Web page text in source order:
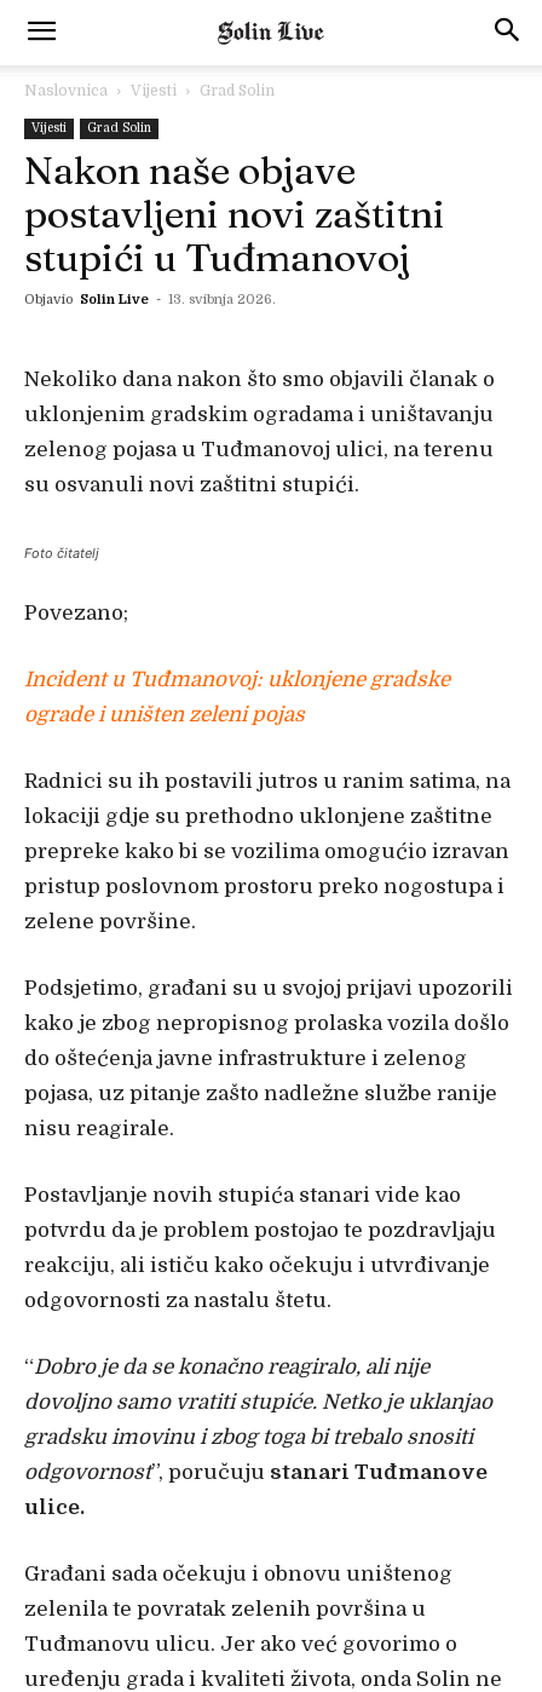
Naslovnica Vijesti Grad Solin
Vijesti Grad Solin
Nakon naše objave
postavljeni novi zaštitni
stupići u Tuđmanovoj
Objavio Solin Live - 13. svibnja 2026.
Nekoliko dana nakon što smo objavili članak o
uklonjenim gradskim ogradama i uništavanju
zelenog pojasa u Tuđmanovoj ulici, na terenu
su osvanuli novi zaštitni stupići.
Foto čitatelj
Povezano;
Incident u Tuđmanovoj: uklonjene gradske
ograde i uništen zeleni pojas
Radnici su ih postavili jutros u ranim satima, na
lokaciji gdje su prethodno uklonjene zaštitne
prepreke kako bi se vozilima omogućio izravan
pristup poslovnom prostoru preko nogostupa i
zelene površine.
Podsjetimo, građani su u svojoj prijavi upozorili
kako je zbog nepropisnog prolaska vozila došlo
do oštećenja javne infrastrukture i zelenog
pojasa, uz pitanje zašto nadležne službe ranije
nisu reagirale.
Postavljanje novih stupića stanari vide kao
potvrdu da je problem postojao te pozdravljaju
reakciju, ali ističu kako očekuju i utvrđivanje
odgovornosti za nastalu štetu.
“Dobro je da se konačno reagiralo, ali nije
dovoljno samo vratiti stupiće. Netko je uklanjao
gradsku imovinu i zbog toga bi trebalo snositi
odgovornost”, poručuju stanari Tuđmanove
ulice.
Građani sada očekuju i obnovu uništenog
zelenila te povratak zelenih površina u
Tuđmanovu ulicu. Jer ako već govorimo o
uređenju grada i kvaliteti života, onda Solin ne